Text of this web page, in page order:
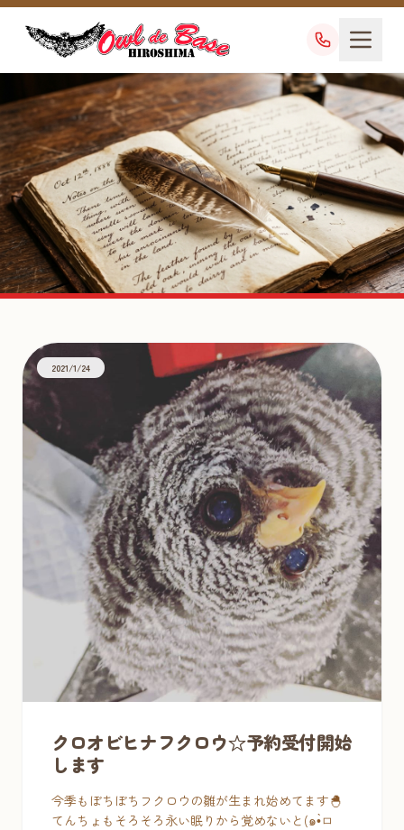
クロオビヒナフクロウ
TAG
2021/1/24
クロオビヒナフクロウ☆予約受付開始
します
今季もぼちぼちフクロウの雛が生まれ始めてます🐣
てんちょもそろそろ永い眠りから覚めないと(๑•̀ㅁ